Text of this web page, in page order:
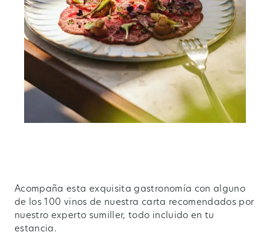
Acompaña esta exquisita gastronomía con alguno
de los 100 vinos de nuestra carta recomendados por
nuestro experto sumiller, todo incluido en tu
estancia.